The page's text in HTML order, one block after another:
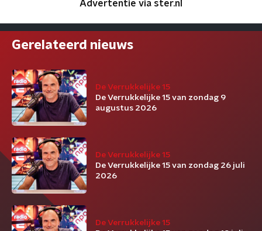
Advertentie via ster.nl
Gerelateerd nieuws
De Verrukkelijke 15
De Verrukkelijke 15 van zondag 9
augustus 2026
De Verrukkelijke 15
De Verrukkelijke 15 van zondag 26 juli
2026
De Verrukkelijke 15